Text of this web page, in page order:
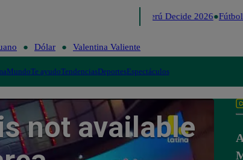
Perú Decide 2026 Fútbol
Dólar Valentina Valiente
MundoTe ayudoTendenciasDeportesEspectáculos